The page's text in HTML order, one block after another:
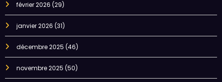
février 2026 (29)
janvier 2026 (31)
décembre 2025 (46)
novembre 2025 (50)